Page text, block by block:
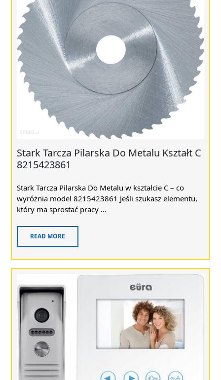
Stark Tarcza Pilarska Do Metalu Kształt C
8215423861
Stark Tarcza Pilarska Do Metalu w kształcie C – co
wyróżnia model 8215423861 Jeśli szukasz elementu,
który ma sprostać pracy ...
READ MORE